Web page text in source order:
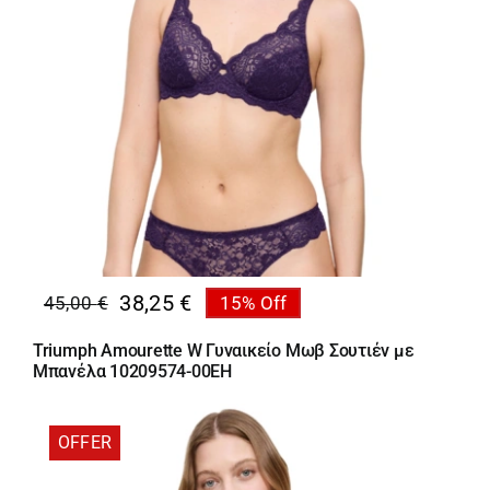
45,00€
Original
price
was:
38,25 €
Η
τρέχουσα
τιμή
38,25 €.
15% Off
Triumph Amourette W Γυναικείο Μωβ Σουτιέν με
Μπανέλα 10209574-00EH
OFFER